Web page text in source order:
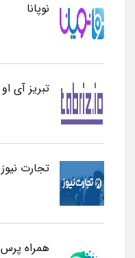
نوپانا
تبریز آی او
تجارت نیوز
همراه پرس